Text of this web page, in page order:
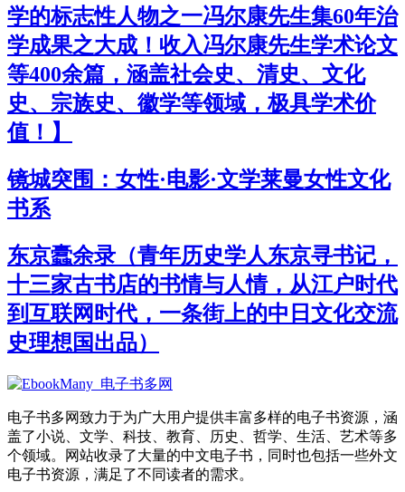
学的标志性人物之一冯尔康先生集60年治
学成果之大成！收入冯尔康先生学术论文
等400余篇，涵盖社会史、清史、文化
史、宗族史、徽学等领域，极具学术价
值！】
镜城突围：女性·电影·文学莱曼女性文化
书系
东京蠹余录（青年历史学人东京寻书记，
十三家古书店的书情与人情，从江户时代
到互联网时代，一条街上的中日文化交流
史理想国出品）
电子书多网致力于为广大用户提供丰富多样的电子书资源，涵
盖了小说、文学、科技、教育、历史、哲学、生活、艺术等多
个领域。网站收录了大量的中文电子书，同时也包括一些外文
电子书资源，满足了不同读者的需求。